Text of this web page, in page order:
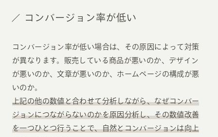
コンバージョン率が低い
コンバージョン率が低い場合は、その原因によって対策
が異なります。販売している商品が悪いのか、デザイン
が悪いのか、文章が悪いのか、ホームページの構成が悪
いのか。
上記の他の数値と合わせて分析しながら、なぜコンバー
ジョンにつながらないのかを原因分析し、その数値改善
を一つひとつ行うことで、自然とコンバージョンは向上